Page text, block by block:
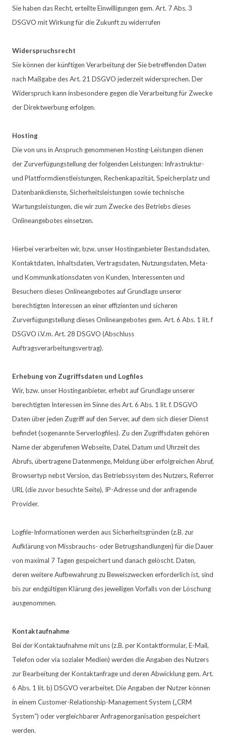
Sie haben das Recht, erteilte Einwilligungen gem. Art. 7 Abs. 3
DSGVO mit Wirkung für die Zukunft zu widerrufen
Widerspruchsrecht
Sie können der künftigen Verarbeitung der Sie betreffenden Daten
nach Maßgabe des Art. 21 DSGVO jederzeit widersprechen. Der
Widerspruch kann insbesondere gegen die Verarbeitung für Zwecke
der Direktwerbung erfolgen.
Hosting
Die von uns in Anspruch genommenen Hosting-Leistungen dienen
der Zurverfügungstellung der folgenden Leistungen: Infrastruktur-
und Plattformdienstleistungen, Rechenkapazität, Speicherplatz und
Datenbankdienste, Sicherheitsleistungen sowie technische
Wartungsleistungen, die wir zum Zwecke des Betriebs dieses
Onlineangebotes einsetzen.
Hierbei verarbeiten wir, bzw. unser Hostinganbieter Bestandsdaten,
Kontaktdaten, Inhaltsdaten, Vertragsdaten, Nutzungsdaten, Meta-
und Kommunikationsdaten von Kunden, Interessenten und
Besuchern dieses Onlineangebotes auf Grundlage unserer
berechtigten Interessen an einer effizienten und sicheren
Zurverfügungstellung dieses Onlineangebotes gem. Art. 6 Abs. 1 lit. f
DSGVO i.V.m. Art. 28 DSGVO (Abschluss
Auftragsverarbeitungsvertrag).
Erhebung von Zugriffsdaten und Logfiles
Wir, bzw. unser Hostinganbieter, erhebt auf Grundlage unserer
berechtigten Interessen im Sinne des Art. 6 Abs. 1 lit. f. DSGVO
Daten über jeden Zugriff auf den Server, auf dem sich dieser Dienst
befindet (sogenannte Serverlogfiles). Zu den Zugriffsdaten gehören
Name der abgerufenen Webseite, Datei, Datum und Uhrzeit des
Abrufs, übertragene Datenmenge, Meldung über erfolgreichen Abruf,
Browsertyp nebst Version, das Betriebssystem des Nutzers, Referrer
URL (die zuvor besuchte Seite), IP-Adresse und der anfragende
Provider.
Logfile-Informationen werden aus Sicherheitsgründen (z.B. zur
Aufklärung von Missbrauchs- oder Betrugshandlungen) für die Dauer
von maximal 7 Tagen gespeichert und danach gelöscht. Daten,
deren weitere Aufbewahrung zu Beweiszwecken erforderlich ist, sind
bis zur endgültigen Klärung des jeweiligen Vorfalls von der Löschung
ausgenommen.
Kontaktaufnahme
Bei der Kontaktaufnahme mit uns (z.B. per Kontaktformular, E-Mail,
Telefon oder via sozialer Medien) werden die Angaben des Nutzers
zur Bearbeitung der Kontaktanfrage und deren Abwicklung gem. Art.
6 Abs. 1 lit. b) DSGVO verarbeitet. Die Angaben der Nutzer können
in einem Customer-Relationship-Management System („CRM
System“) oder vergleichbarer Anfragenorganisation gespeichert
werden.